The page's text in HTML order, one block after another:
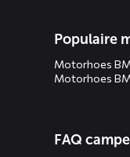
Populaire
Motorhoes
Motorhoes
FAQ